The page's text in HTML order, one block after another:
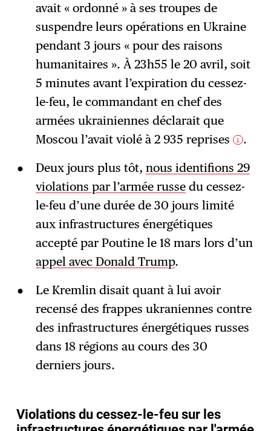
avait « ordonné » à ses troupes de
suspendre leurs opérations en Ukraine
pendant 3 jours « pour des raisons
humanitaires ». À 23h55 le 20 avril, soit
5 minutes avant l’expiration du cessez-
le-feu, le commandant en chef des
armées ukrainiennes déclarait que
Moscou l’avait violé à 2 935 reprises
1 .
Deux jours plus tôt, nous identifions 29
violations par l’armée russedu cessez-
le-feu d’une durée de 30 jours limité
aux infrastructures énergétiques
accepté par Poutine le 18 mars lors d’un
appel avec Donald Trump.
Le Kremlin disait quant à lui avoir
recensé des frappes ukraniennes contre
des infrastructures énergétiques russes
dans 18 régions au cours des 30
derniers jours.